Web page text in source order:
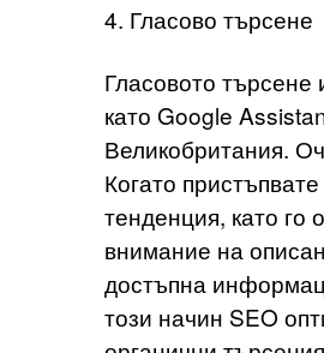
4. Гласово търсене
Гласовото търсене
като Google
Великобритания.
Когато
тенденция, като го
внимание на
достъпна
този начин SEO